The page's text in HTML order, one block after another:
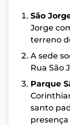
São
Jorge
terreno
A sede
Rua São
Parque
santo